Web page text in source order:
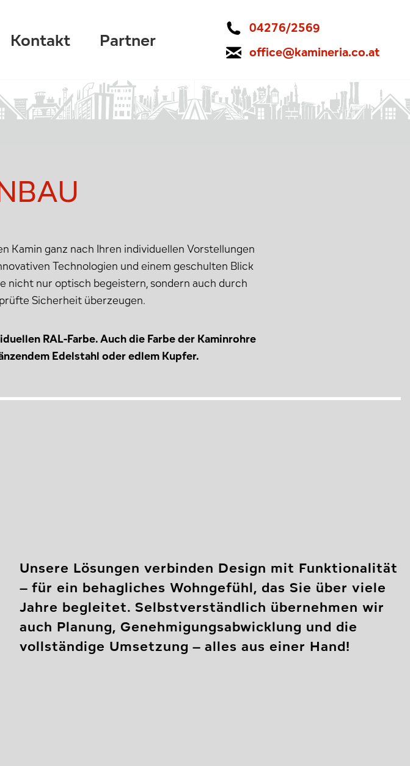
Kontakt Partner
04276/2569
office@kamineria.co.at
Kamin ganz nach Ihren individuellen Vorstellungen
Technologien und einem geschulten Blick
nicht nur optisch begeistern, sondern auch durch
Sicherheit überzeugen.
RAL-Farbe. Auch die Farbe der Kaminrohre
Edelstahl oder edlem Kupfer.
Unsere Lösungen verbinden Design mit Funktionalität
– für ein behagliches Wohngefühl, das Sie über viele
Jahre begleitet. Selbstverständlich übernehmen wir
auch Planung, Genehmigungsabwicklung und die
vollständige Umsetzung – alles aus einer Hand!